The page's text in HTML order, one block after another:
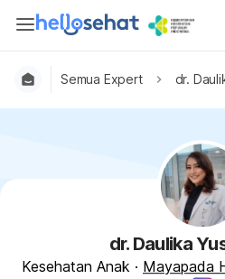
Semua Expert dr.
dr. Daulika
Kesehatan Anak · Mayapada